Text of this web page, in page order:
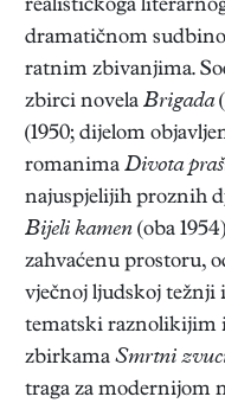
realističkoga
dramatičnom
ratnim zbivanjima.
zbirci novela Brigada
(1950; dijelom
romanima Divota
najuspjelijih proznih
Bijeli kamen (oba
zahvaćenu prostoru,
vječnoj ljudskoj težnji
tematski raznolikijim
zbirkama Smrtni
traga za modernijom